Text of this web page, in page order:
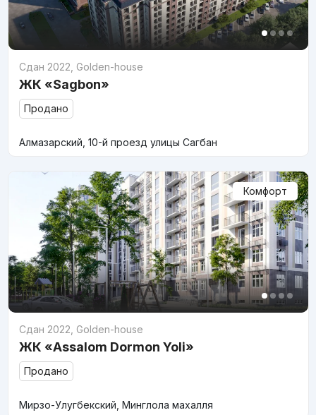
Сдан 2022 Golden-house
ЖК «Sagbon»
Продано
Алмазарский, 10-й проезд улицы Сагбан
Комфорт
Сдан 2022 Golden-house
ЖК «Assalom Dormon Yoli»
Продано
Мирзо-Улугбекский, Минглола махалля